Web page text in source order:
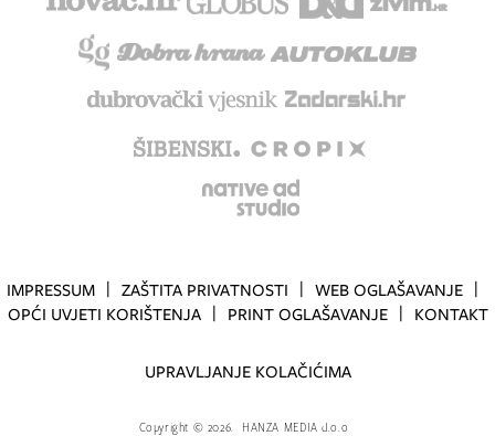
IMPRESSUM ZAŠTITA PRIVATNOSTI
WEB OGLAŠAVANJE
OPĆI UVJETI KORIŠTENJA
PRINT OGLAŠAVANJE KONTAKT
UPRAVLJANJE KOLAČIĆIMA
Copyright © 2026. HANZA MEDIA d.o.o